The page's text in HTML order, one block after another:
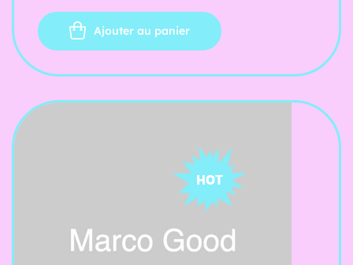
Ajouter au panier
HOT